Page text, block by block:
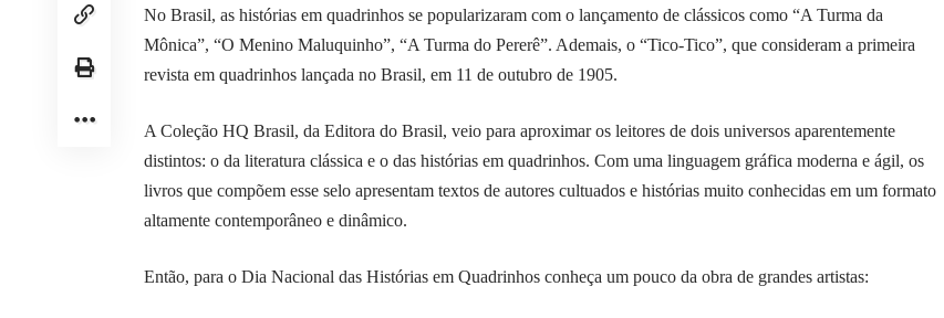
No Brasil, as histórias em quadrinhos se popularizaram com o lançamento de clássicos como “A Turma da
Mônica”, “O Menino Maluquinho”, “A Turma do Pererê”. Ademais, o “Tico-Tico”, que consideram a primeira
revista em quadrinhos lançada no Brasil, em 11 de outubro de 1905.
A Coleção HQ Brasil, da Editora do Brasil, veio para aproximar os leitores de dois universos aparentemente
distintos: o da literatura clássica e o das histórias em quadrinhos. Com uma linguagem gráfica moderna e ágil, os
livros que compõem esse selo apresentam textos de autores cultuados e histórias muito conhecidas em um formato
altamente contemporâneo e dinâmico.
Então, para o Dia Nacional das Histórias em Quadrinhos conheça um pouco da obra de grandes artistas: